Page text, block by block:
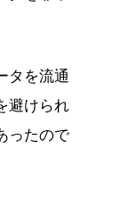
タを流通
避けられ
ったので